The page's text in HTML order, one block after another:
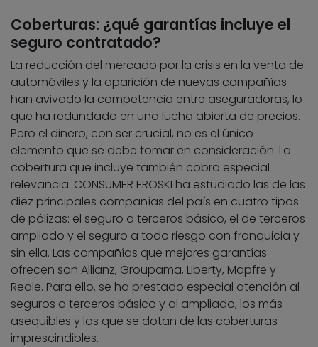
Coberturas: ¿qué garantías incluye el
seguro contratado?
La reducción del mercado por la crisis en la venta de
automóviles y la aparición de nuevas compañías
han avivado la competencia entre aseguradoras, lo
que ha redundado en una lucha abierta de precios.
Pero el dinero, con ser crucial, no es el único
elemento que se debe tomar en consideración. La
cobertura que incluye también cobra especial
relevancia. CONSUMER EROSKI ha estudiado las de las
diez principales compañías del país en cuatro tipos
de pólizas: el seguro a terceros básico, el de terceros
ampliado y el seguro a todo riesgo con franquicia y
sin ella. Las compañías que mejores garantías
ofrecen son Allianz, Groupama, Liberty, Mapfre y
Reale. Para ello, se ha prestado especial atención al
seguros a terceros básico y al ampliado, los más
asequibles y los que se dotan de las coberturas
imprescindibles.